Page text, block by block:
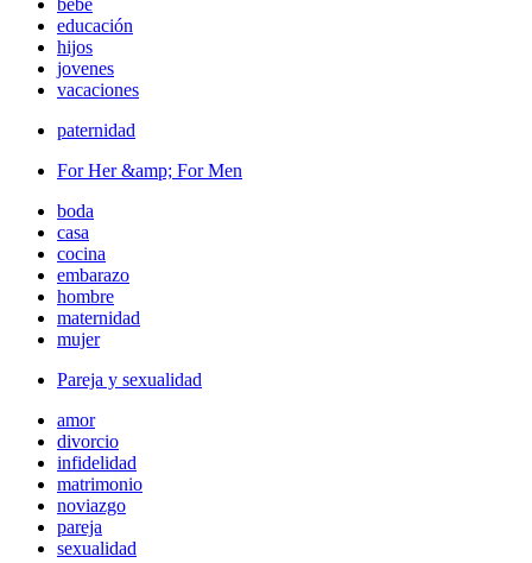
bebé
educación
hijos
jovenes
vacaciones
paternidad
For Her &amp; For Men
boda
casa
cocina
embarazo
hombre
maternidad
mujer
Pareja y sexualidad
amor
divorcio
infidelidad
matrimonio
noviazgo
pareja
sexualidad